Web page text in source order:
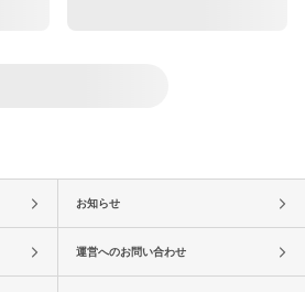
お知らせ
運営へのお問い合わせ